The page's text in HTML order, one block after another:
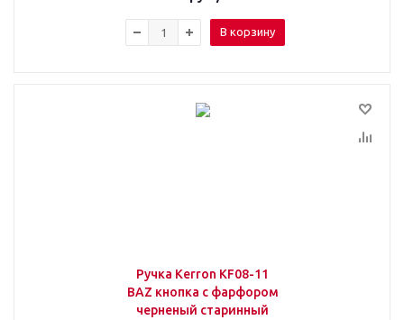
В корзину
Ручка Kerron KF08-11
BAZ кнопка с фарфором
черненый старинный